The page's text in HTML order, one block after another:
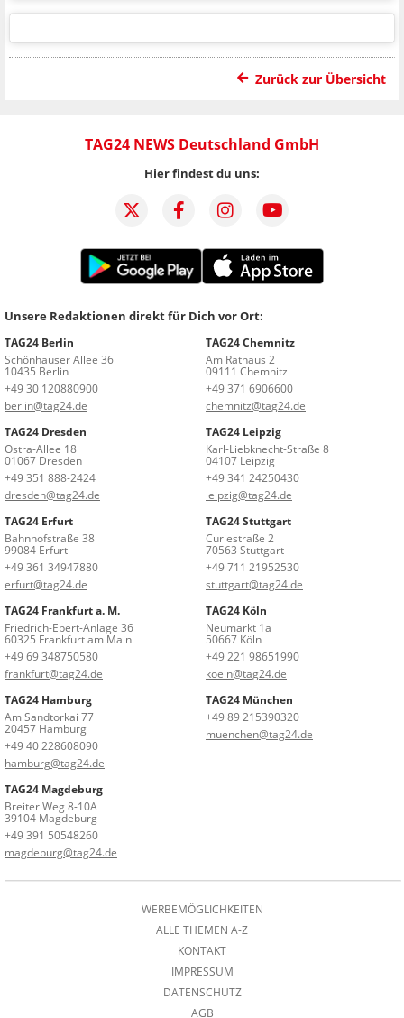
Zurück zur Übersicht
TAG24 NEWS Deutschland GmbH
Hier findest du uns:
Unsere Redaktionen direkt für Dich vor Ort:
TAG24 Berlin
Schönhauser Allee 36
10435 Berlin
+49 30 120880900
berlin@tag24.de
TAG24 Chemnitz
Am Rathaus 2
09111 Chemnitz
+49 371 6906600
chemnitz@tag24.de
TAG24 Dresden
Ostra-Allee 18
01067 Dresden
+49 351 888-2424
dresden@tag24.de
TAG24 Leipzig
Karl-Liebknecht-Straße 8
04107 Leipzig
+49 341 24250430
leipzig@tag24.de
TAG24 Erfurt
Bahnhofstraße 38
99084 Erfurt
+49 361 34947880
erfurt@tag24.de
TAG24 Stuttgart
Curiestraße 2
70563 Stuttgart
+49 711 21952530
stuttgart@tag24.de
TAG24 Frankfurt a. M.
Friedrich-Ebert-Anlage 36
60325 Frankfurt am Main
+49 69 348750580
frankfurt@tag24.de
TAG24 Köln
Neumarkt 1a
50667 Köln
+49 221 98651990
koeln@tag24.de
TAG24 Hamburg
Am Sandtorkai 77
20457 Hamburg
+49 40 228608090
hamburg@tag24.de
TAG24 München
+49 89 215390320
muenchen@tag24.de
TAG24 Magdeburg
Breiter Weg 8-10A
39104 Magdeburg
+49 391 50548260
magdeburg@tag24.de
WERBEMÖGLICHKEITEN
ALLE THEMEN A-Z
KONTAKT
IMPRESSUM
DATENSCHUTZ
AGB